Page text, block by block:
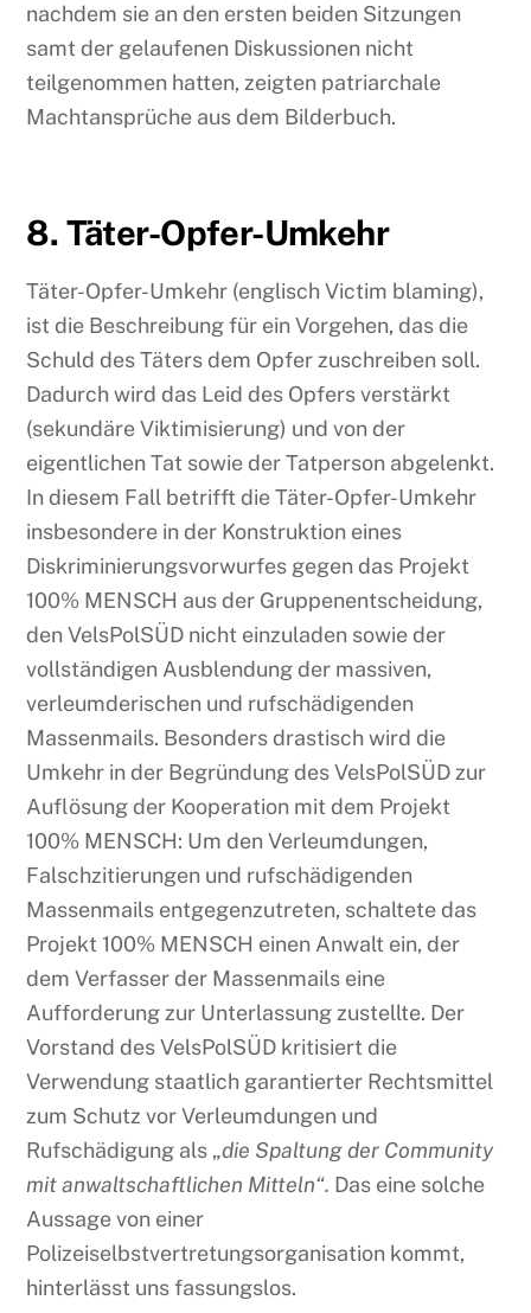
nachdem sie an den ersten beiden Sitzungen
samt der gelaufenen Diskussionen nicht
teilgenommen hatten, zeigten patriarchale
Machtansprüche aus dem Bilderbuch.
8. Täter-Opfer-Umkehr
Täter-Opfer-Umkehr (englisch Victim blaming),
ist die Beschreibung für ein Vorgehen, das die
Schuld des Täters dem Opfer zuschreiben soll.
Dadurch wird das Leid des Opfers verstärkt
(sekundäre Viktimisierung) und von der
eigentlichen Tat sowie der Tatperson abgelenkt.
In diesem Fall betrifft die Täter-Opfer-Umkehr
insbesondere in der Konstruktion eines
Diskriminierungsvorwurfes gegen das Projekt
100% MENSCH aus der Gruppenentscheidung,
den VelsPolSÜD nicht einzuladen sowie der
vollständigen Ausblendung der massiven,
verleumderischen und rufschädigenden
Massenmails. Besonders drastisch wird die
Umkehr in der Begründung des VelsPolSÜD zur
Auflösung der Kooperation mit dem Projekt
100% MENSCH: Um den Verleumdungen,
Falschzitierungen und rufschädigenden
Massenmails entgegenzutreten, schaltete das
Projekt 100% MENSCH einen Anwalt ein, der
dem Verfasser der Massenmails eine
Aufforderung zur Unterlassung zustellte. Der
Vorstand des VelsPolSÜD kritisiert die
Verwendung staatlich garantierter Rechtsmittel
zum Schutz vor Verleumdungen und
Rufschädigung als „die Spaltung der Community
mit anwaltschaftlichen Mitteln“. Das eine solche
Aussage von einer
Polizeiselbstvertretungsorganisation kommt,
hinterlässt uns fassungslos.